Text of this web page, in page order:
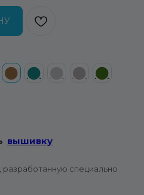
⬤ ⬤ ⬤
⬤
вышивку
разработанную специально